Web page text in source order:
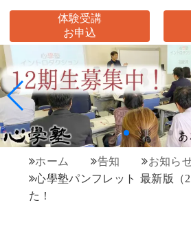
体験受講
お申込
ホーム 告知
お知ら
心學塾パンフレット 最新版（
た！